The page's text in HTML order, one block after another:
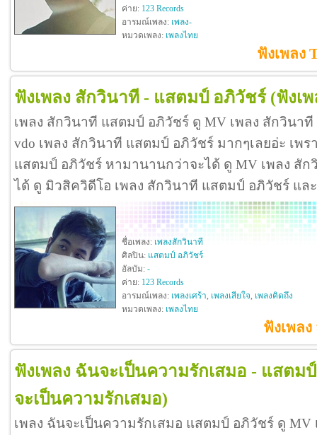
ค่าย: 123 Records
อารมณ์เพลง: เพลง-
หมวดเพลง: เพลงไทย
ฟังเพลง
ฟังเพลง สักวินาที - แสตมป์ อภิวัชร์ (ฟังเ
เพลง สักวินาที แสตมป์ อภิวัชร์ ดู MV เพลง สักวินา
vdo เพลง สักวินาที แสตมป์ อภิวัชร์ มากๆเลยอ่ะ เพ
แสตมป์ อภิวัชร์ หามานานกว่าจะได้ ดู MV เพลง สั
ได้ ดู มิวสิควิดีโอ เพลง สักวินาที แสตมป์ อภิวัชร์ แล
ชื่อเพลง: เพลงสักวินาที
ศิลปิน: แสตมป์ อภิวัชร์
อัลบัม: -
ค่าย: 123 Records
อารมณ์เพลง: เพลงเศร้า, เพลงเสียใจ, เพลงคิดถึง
หมวดเพลง: เพลงไทย
ฟังเพล
ฟังเพลง ฉันจะเป็นความรักเสมอ - แสตม
จะเป็นความรักเสมอ)
เพลง ฉันจะเป็นความรักเสมอ แสตมป์ อภิวัชร์ ดู MV